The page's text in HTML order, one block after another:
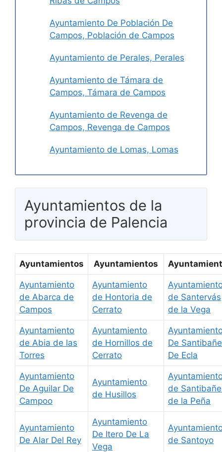
Ayuntamiento De Población De
Campos, Población de Campos
Ayuntamiento de Perales, Perales
Ayuntamiento de Támara de
Campos, Támara de Campos
Ayuntamiento de Revenga de
Campos, Revenga de Campos
Ayuntamiento de Lomas, Lomas
Ayuntamientos de la
provincia de Palencia
Ayuntamientos Ayuntamientos
Ayuntamiento
de Abarca de
Campos
Ayuntamiento
de Hontoria de
Cerrato
de Santervás
de la Vega
Ayuntamiento
de Abia de las
Torres
Ayuntamiento
de Hornillos de
Cerrato
De
De Ecla
Ayuntamiento
De Aguilar De
Campoo
Ayuntamiento
de Husillos
de
de la Peña
Ayuntamiento
De Alar Del Rey
Ayuntamiento
De Itero De La
Vega
de Santoyo